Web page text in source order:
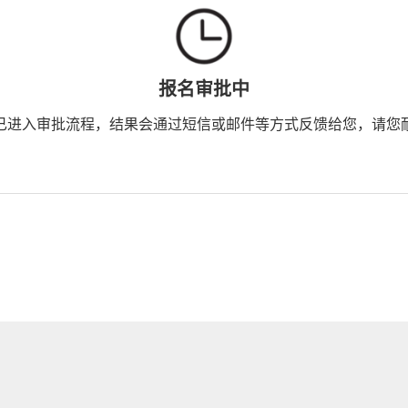
报名审批中
进入审批流程，结果会通过短信或邮件等方式反馈给您，请您